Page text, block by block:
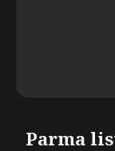
Parma